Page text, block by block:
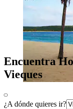
Encuentra
Vieques
¿A dónde quieres ir?